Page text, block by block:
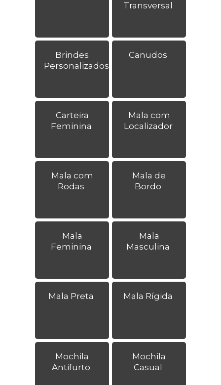
Transversal
Brindes
Personalizados
Canudos
Carteira
Feminina
Mala com
Localizador
Mala com
Rodas
Mala de
Bordo
Mala
Feminina
Mala
Masculina
Mala Preta Mala Rígida
Mochila
Antifurto
Mochila
Casual